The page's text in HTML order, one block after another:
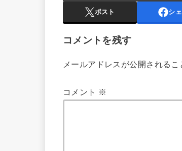
ポスト シ
コメントを残す
メールアドレスが公開されるこ
コメント ※